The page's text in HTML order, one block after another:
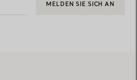
MELDEN SIE SICH AN